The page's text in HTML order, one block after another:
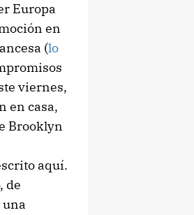
Europa
en
(lo
viernes,
en casa,
Brooklyn
aquí.
de
una